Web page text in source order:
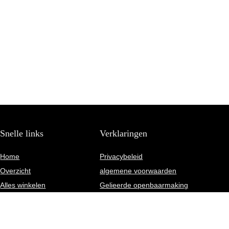
Snelle links
Home
Overzicht
Alles winkelen
Verklaringen
Privacybeleid
algemene voorwaarden
Gelieerde openbaarmaking